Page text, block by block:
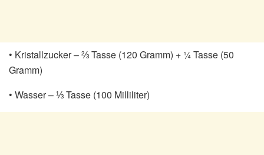
• Kristallzucker – ⅔ Tasse (120 Gramm) + ¼ Tasse (50
Gramm)
• Wasser – ⅓ Tasse (100 Milliliter)